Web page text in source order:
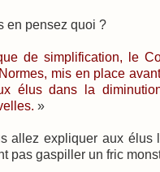
en pensez quoi ?
de simplification, le
mis en place
élus dans la
»
allez expliquer aux élus
pas gaspiller un fric